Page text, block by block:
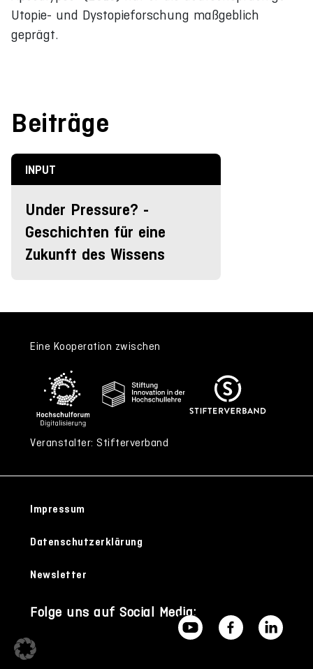
Utopie- und Dystopieforschung maßgeblich
geprägt.
Beiträge
INPUT
Under Pressure? -
Geschichten für eine
Zukunft des Wissens
Eine Kooperation zwischen
Veranstalter: Stifterverband
Impressum
Datenschutzerklärung
Newsletter
Folge uns auf Social Media: